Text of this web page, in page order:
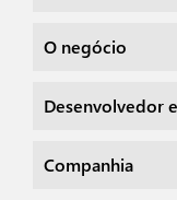
O negócio
Desenvolvedor
Companhia